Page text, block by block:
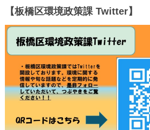
【板橋区環境政策課 Twitter】